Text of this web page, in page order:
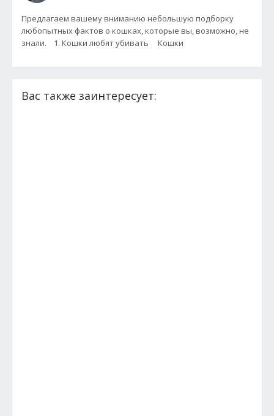
Предлагаем вашему вниманию небольшую подборку
любопытных фактов о кошках, которые вы, возможно, не
знали. 1. Кошки любят убивать Кошки
Вас также заинтересует: